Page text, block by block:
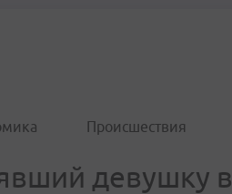
Происшествия
девушку в